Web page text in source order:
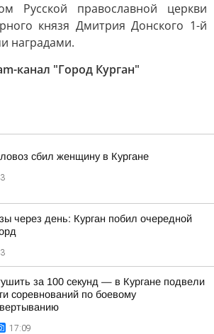
Русской православной церкви
князя Дмитрия Донского 1-й
наградами.
канал "Город Курган"
сбил женщину в Кургане
через день: Курган побил очередной
за 100 секунд — в Кургане подвели
соревнований по боевому
17:09